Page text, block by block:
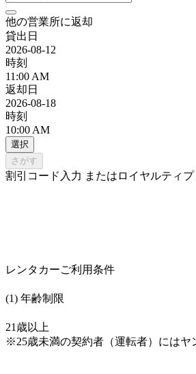
他の営業所に返却
貸出日
2026-08-12
時刻
11:00 AM
返却日
2026-08-18
時刻
10:00 AM
選択
さがす
割引コード入力 またはロイヤルティプ
レンタカーご利用条件
(1) 年齢制限
21歳以上
※25歳未満の契約者（運転者）にはヤ